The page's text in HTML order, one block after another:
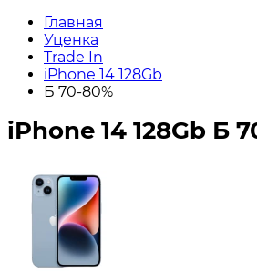
Главная
Уценка
Trade In
iPhone 14 128Gb
Б 70-80%
iPhone 14 128Gb Б